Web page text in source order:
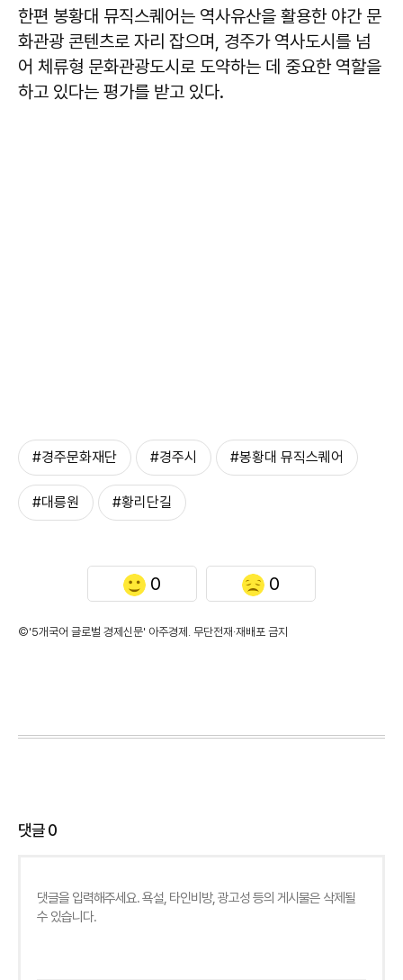
한편 봉황대 뮤직스퀘어는 역사유산을 활용한 야간 문
화관광 콘텐츠로 자리 잡으며, 경주가 역사도시를 넘
어 체류형 문화관광도시로 도약하는 데 중요한 역할을
하고 있다는 평가를 받고 있다.
#경주문화재단 #경주시 #봉황대 뮤직스퀘어
#대릉원 #황리단길
0 0
©'5개국어 글로벌 경제신문' 아주경제. 무단전재·재배포 금지
댓글0